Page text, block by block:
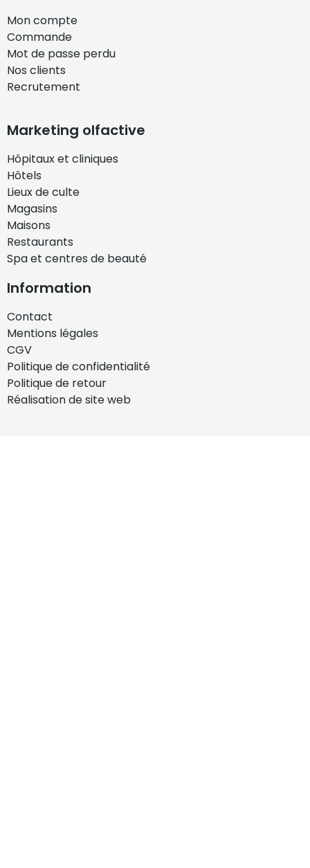
Mon compte
Commande
Mot de passe perdu
Nos clients
Recrutement
Marketing olfactive
Hôpitaux et cliniques
Hôtels
Lieux de culte
Magasins
Maisons
Restaurants
Spa et centres de beauté
Information
Contact
Mentions légales
CGV
Politique de confidentialité
Politique de retour
Réalisation de site web